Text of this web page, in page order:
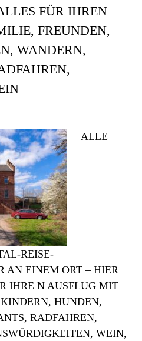
FÜR IHREN
FREUNDEN,
WANDERN,
ALLE
REISE-
AN EINEM ORT – HIER
IHRE N AUSFLUG MIT
HUNDEN,
RADFAHREN,
WEIN,